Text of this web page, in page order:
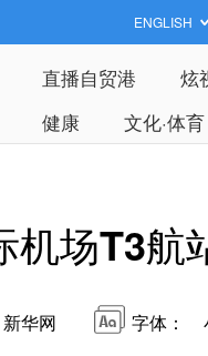
ENGLISH
直播自贸港 炫
健康 文化·体育
机场T3航
华网 字体：